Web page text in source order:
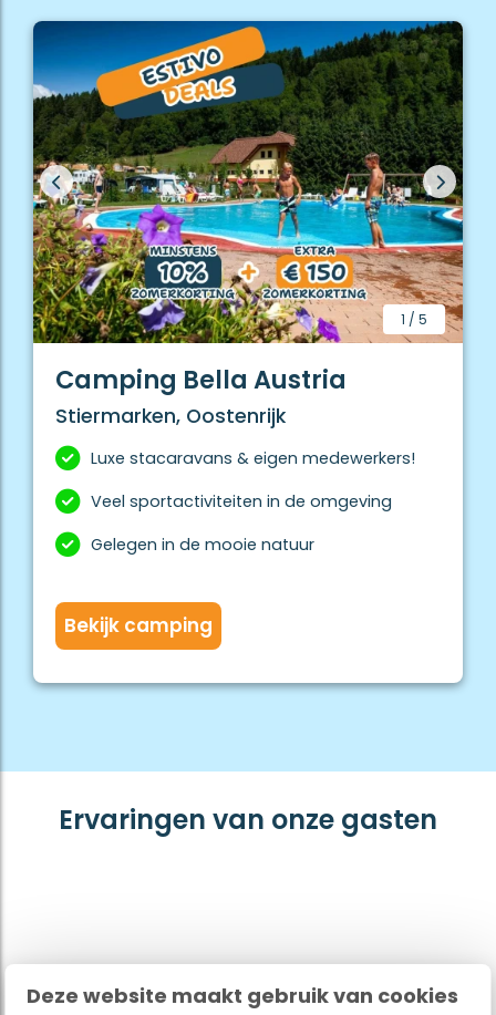
Deze website maakt gebruik van cookies
1 / 5
Camping Bella Austria
Stiermarken, Oostenrijk
Luxe stacaravans & eigen medewerkers!
Veel sportactiviteiten in de omgeving
Gelegen in de mooie natuur
Bekijk camping
Ervaringen van onze gasten